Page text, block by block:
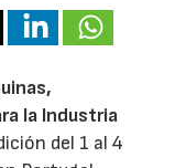
la Industria
del 1 al 4